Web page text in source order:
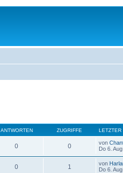
ANTWORTEN ZUGRIFFE LETZTER
0 0 von
Do 6.
0 1 von
Do 6.